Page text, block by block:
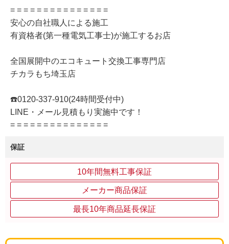
= = = = = = = = = = = = = = =
安心の自社職人による施工
有資格者(第一種電気工事士)が施工するお店
全国展開中のエコキュート交換工事専門店
チカラもち埼玉店
☎️0120-337-910(24時間受付中)
LINE・メール見積もり実施中です！
= = = = = = = = = = = = = = =
保証
10年間無料工事保証
メーカー商品保証
最長10年商品延長保証